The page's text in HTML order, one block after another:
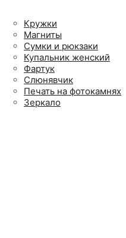
Кружки
Магниты
Сумки и рюкзаки
Купальник женский
Фартук
Слюнявчик
Печать на фотокамнях
Зеркало